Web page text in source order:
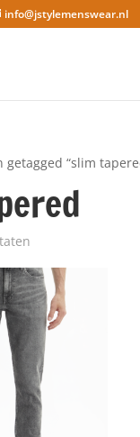
info@jstylemenswear.nl
getagged “slim